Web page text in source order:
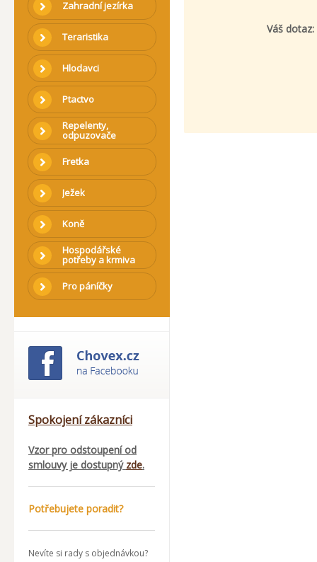
Zahradní jezírka
Teraristika
Hlodavci
Ptactvo
Repelenty,
odpuzovače
Fretka
Ježek
Koně
Hospodářské
potřeby a krmiva
Pro páníčky
Spokojení zákazníci
Vzor pro odstoupení od
smlouvy je dostupný zde.
Potřebujete poradit?
Nevíte si rady s objednávkou?
Váš dotaz: